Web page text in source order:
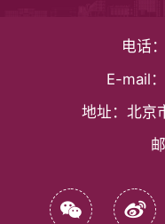
电话：
E-mail：
地址： 北京